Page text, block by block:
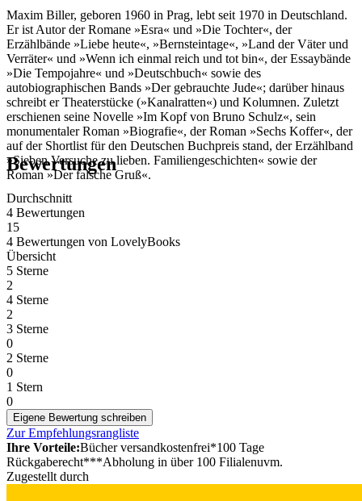
Maxim Biller, geboren 1960 in Prag, lebt seit 1970 in Deutschland.
Er ist Autor der Romane »Esra« und »Die Tochter«, der
Erzählbände »Liebe heute«, »Bernsteintage«, »Land der Väter und
Verräter« und »Wenn ich einmal reich und tot bin«, der Essaybände
»Die Tempojahre« und »Deutschbuch« sowie des
autobiographischen Bands »Der gebrauchte Jude«; darüber hinaus
schreibt er Theaterstücke (»Kanalratten«) und Kolumnen. Zuletzt
erschienen seine Novelle »Im Kopf von Bruno Schulz«, sein
monumentaler Roman »Biografie«, der Roman »Sechs Koffer«, der
auf der Shortlist für den Deutschen Buchpreis stand, der Erzählband
»Sieben Versuche zu lieben. Familiengeschichten« sowie der
Roman »Der falsche Gruß«.
Bewertungen
Durchschnitt
4 Bewertungen
15
4 Bewertungen von LovelyBooks
Übersicht
5 Sterne
2
4 Sterne
2
3 Sterne
0
2 Sterne
0
1 Stern
0
Eigene Bewertung schreiben
Zur Empfehlungsrangliste
Ihre Vorteile:Bücher versandkostenfrei*100 Tage
Rückgaberecht***Abholung in über 100 Filialenuvm.
Zugestellt durch